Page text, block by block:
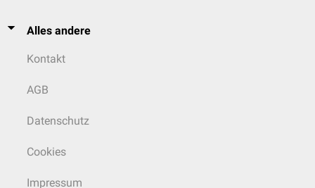
Alles andere
Kontakt
AGB
Datenschutz
Cookies
Impressum